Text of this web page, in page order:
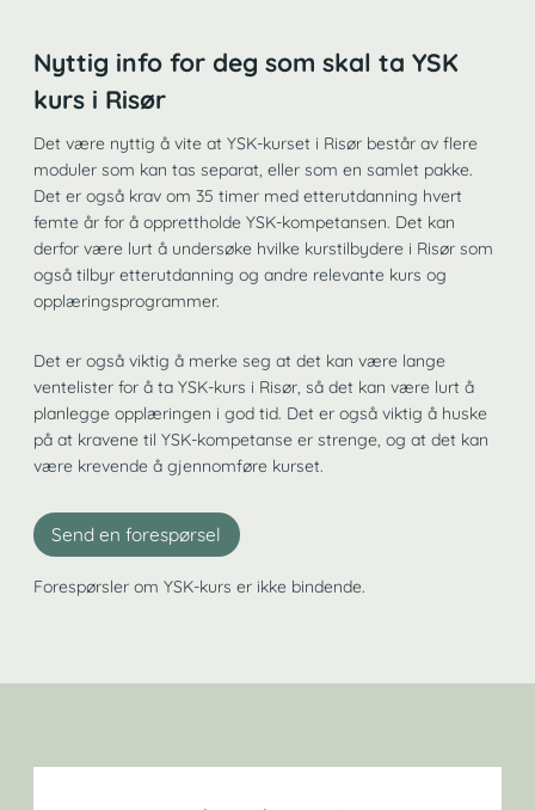
Nyttig info for deg som skal ta YSK
kurs i Risør
Det være nyttig å vite at YSK-kurset i Risør består av flere
moduler som kan tas separat, eller som en samlet pakke.
Det er også krav om 35 timer med etterutdanning hvert
femte år for å opprettholde YSK-kompetansen. Det kan
derfor være lurt å undersøke hvilke kurstilbydere i Risør som
også tilbyr etterutdanning og andre relevante kurs og
opplæringsprogrammer.
Det er også viktig å merke seg at det kan være lange
ventelister for å ta YSK-kurs i Risør, så det kan være lurt å
planlegge opplæringen i god tid. Det er også viktig å huske
på at kravene til YSK-kompetanse er strenge, og at det kan
være krevende å gjennomføre kurset.
Send en forespørsel
Forespørsler om YSK-kurs er ikke bindende.